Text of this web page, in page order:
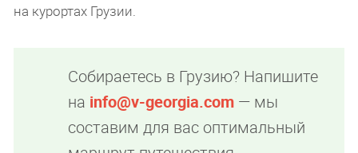
на курортах Грузии.
Собираетесь в Грузию? Напишите
на info@v-georgia.com — мы
составим для вас оптимальный